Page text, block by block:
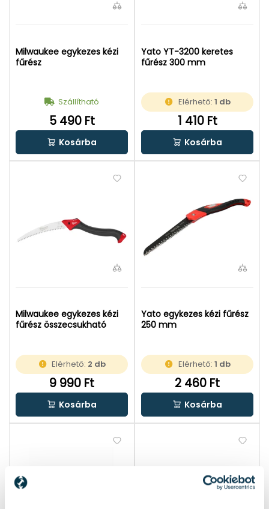
Milwaukee egykezes kézi
fűrész
Szállítható
5 490 Ft
Kosárba
Yato YT-3200 keretes
fűrész 300 mm
Elérhető: 1 db
1 410 Ft
Kosárba
Milwaukee egykezes kézi
fűrész összecsukható
Elérhető: 2 db
9 990 Ft
Kosárba
Yato egykezes kézi fűrész
250 mm
Elérhető: 1 db
2 460 Ft
Kosárba